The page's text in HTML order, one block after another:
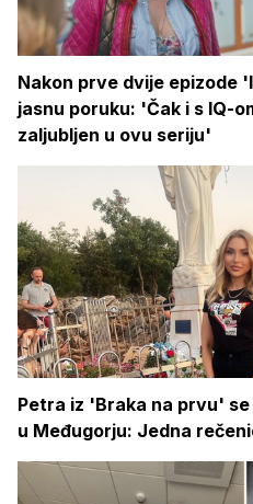
Nakon prve dvije epizode
jasnu poruku: 'Čak i s IQ-
zaljubljen u ovu seriju'
Petra iz 'Braka na prvu'
u Međugorju: Jedna